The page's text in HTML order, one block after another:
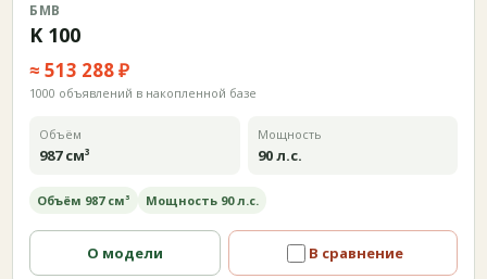
БМВ
K 100
≈ 513 288 ₽
1000 объявлений в накопленной базе
Объём
987 см³
Мощность
90 л.с.
Объём 987 см³ Мощность 90 л.с.
О модели В сравнение